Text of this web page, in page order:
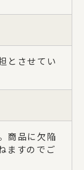
とさせてい
商品に欠陥
ますのでご